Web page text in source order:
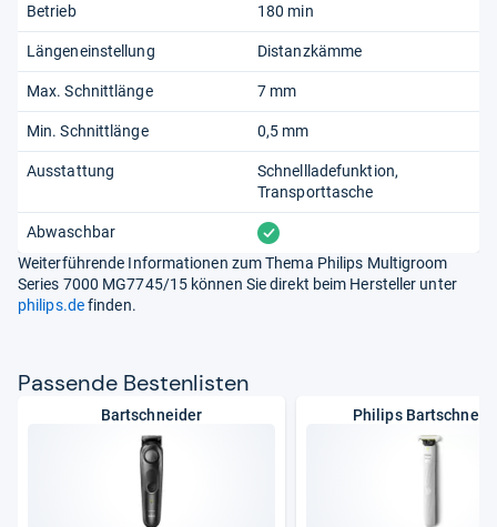
Betrieb 180 min
Längeneinstellung Distanzkämme
Max. Schnittlänge 7 mm
Min. Schnittlänge 0,5 mm
Ausstattung
Schnellladefunktion
Transporttasche
Abwaschbar vorhanden
Weiterführende Informationen zum Thema Philips Multigroom
Series 7000 MG7745/15 können Sie direkt beim Hersteller unter
philips.definden.
Pas­sende Bes­ten­lis­ten
Bartschneider Philips